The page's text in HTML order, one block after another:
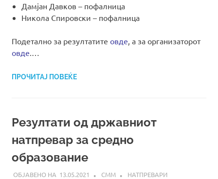
Дамјан Давков – пофалница
Никола Спировски – пофалница
Подетално за резултатите овде, а за организаторот
овде.…
ПРОЧИТАЈ ПОВЕЌЕ
Резултати од државниот
натпревар за средно
образование
13.05.2021 СММ НАТПРЕВАРИ